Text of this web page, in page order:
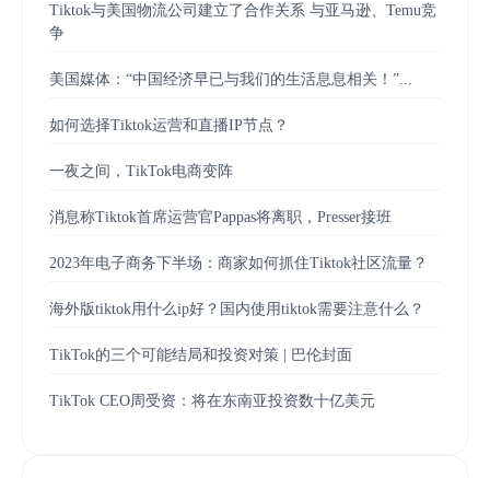
Tiktok与美国物流公司建立了合作关系 与亚马逊、Temu竞
争
美国媒体：“中国经济早已与我们的生活息息相关！”...
如何选择Tiktok运营和直播IP节点？
一夜之间，TikTok电商变阵
消息称Tiktok首席运营官Pappas将离职，Presser接班
2023年电子商务下半场：商家如何抓住Tiktok社区流量？
海外版tiktok用什么ip好？国内使用tiktok需要注意什么？
TikTok的三个可能结局和投资对策 | 巴伦封面
TikTok CEO周受资：将在东南亚投资数十亿美元